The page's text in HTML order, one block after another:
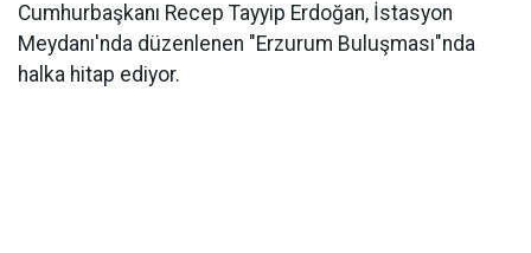
Cumhurbaşkanı Recep Tayyip Erdoğan, İstasyon
Meydanı'nda düzenlenen "Erzurum Buluşması"nda
halka hitap ediyor.